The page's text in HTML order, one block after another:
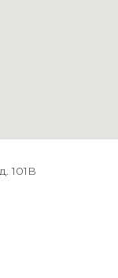
101В